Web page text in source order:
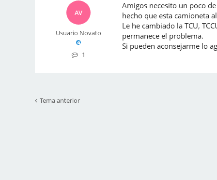
AV
Usuario Novato
1
Amigos necesito un poco
hecho que esta camioneta
Le he cambiado la TCU,
permanece el problema.
Si pueden aconsejarme lo
Tema anterior